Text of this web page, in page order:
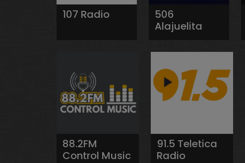
107 Radio
506
Alajuelita
88.2FM
Control Music
91.5 Teletica
Radio